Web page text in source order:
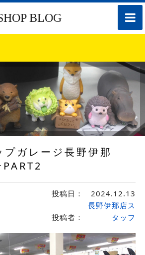
toggle
BLOG
プガレージ長野伊那
投稿日： 2024.12.13
投稿者：
長野伊那店ス
タッフ